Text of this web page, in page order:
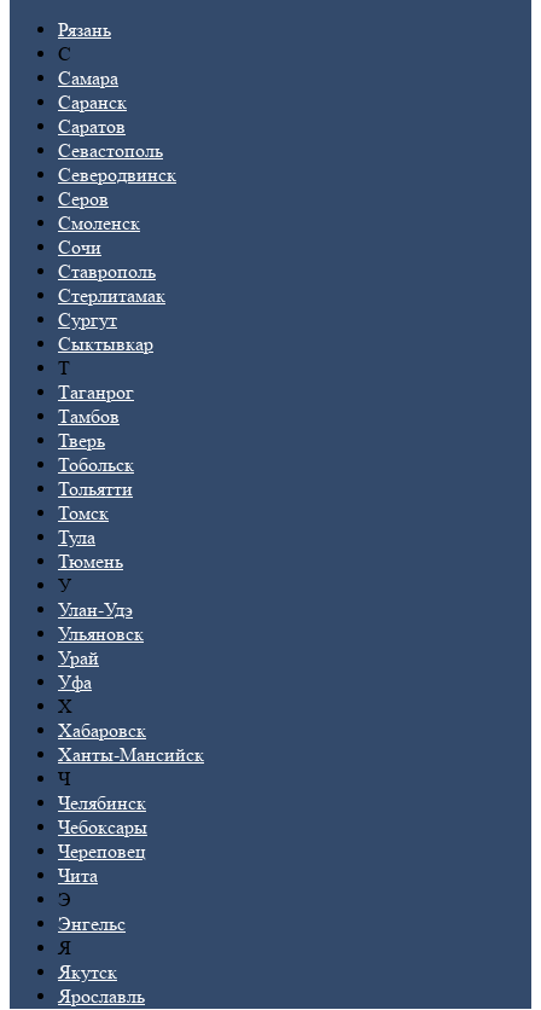
Рязань
С
Самара
Саранск
Саратов
Севастополь
Северодвинск
Серов
Смоленск
Сочи
Ставрополь
Стерлитамак
Сургут
Сыктывкар
Т
Таганрог
Тамбов
Тверь
Тобольск
Тольятти
Томск
Тула
Тюмень
У
Улан-Удэ
Ульяновск
Урай
Уфа
Х
Хабаровск
Ханты-Мансийск
Ч
Челябинск
Чебоксары
Череповец
Чита
Э
Энгельс
Я
Якутск
Ярославль